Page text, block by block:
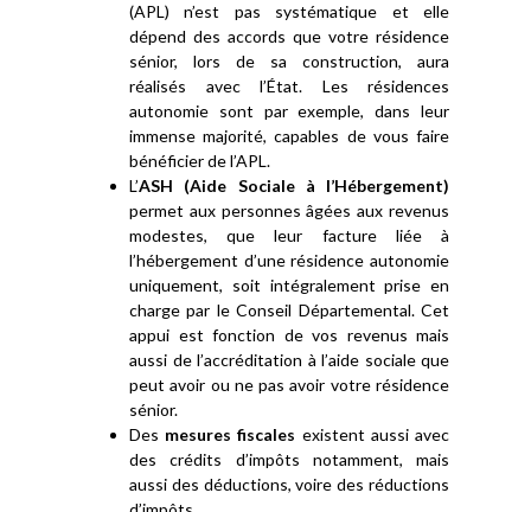
(APL) n’est pas systématique et elle
dépend des accords que votre résidence
sénior, lors de sa construction, aura
réalisés avec l’État. Les résidences
autonomie sont par exemple, dans leur
immense majorité, capables de vous faire
bénéficier de l’APL.
L’ASH (Aide Sociale à l’Hébergement)
permet aux personnes âgées aux revenus
modestes, que leur facture liée à
l’hébergement d’une résidence autonomie
uniquement, soit intégralement prise en
charge par le Conseil Départemental. Cet
appui est fonction de vos revenus mais
aussi de l’accréditation à l’aide sociale que
peut avoir ou ne pas avoir votre résidence
sénior.
Des mesures fiscales existent aussi avec
des crédits d’impôts notamment, mais
aussi des déductions, voire des réductions